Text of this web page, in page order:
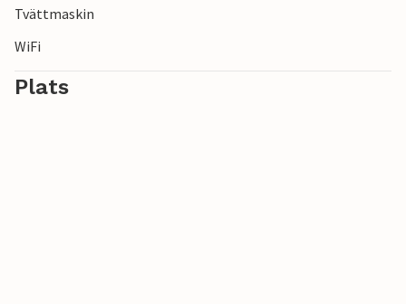
Tvättmaskin
WiFi
Plats